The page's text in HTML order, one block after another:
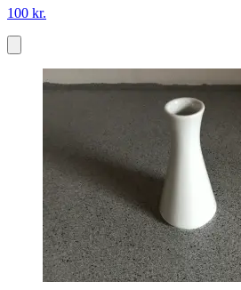
100 kr.